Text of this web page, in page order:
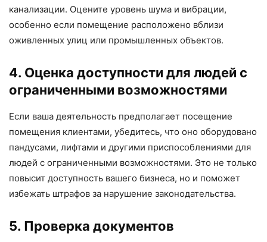
канализации. Оцените уровень шума и вибрации,
особенно если помещение расположено вблизи
оживленных улиц или промышленных объектов.
4. Оценка доступности для людей с
ограниченными возможностями
Если ваша деятельность предполагает посещение
помещения клиентами, убедитесь, что оно оборудовано
пандусами, лифтами и другими приспособлениями для
людей с ограниченными возможностями. Это не только
повысит доступность вашего бизнеса, но и поможет
избежать штрафов за нарушение законодательства.
5. Проверка документов